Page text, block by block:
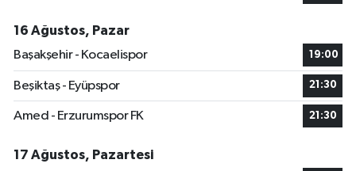
16 Ağustos, Pazar
Başakşehir - Kocaelispor
19:00
Beşiktaş - Eyüpspor 21:30
Amed - Erzurumspor FK 21:30
17 Ağustos, Pazartesi